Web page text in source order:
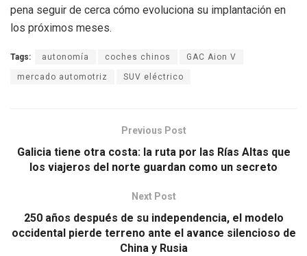
pena seguir de cerca cómo evoluciona su implantación en
los próximos meses.
Tags: autonomía coches chinos GAC Aion V
mercado automotriz SUV eléctrico
Previous Post
Galicia tiene otra costa: la ruta por las Rías Altas que
los viajeros del norte guardan como un secreto
Next Post
250 años después de su independencia, el modelo
occidental pierde terreno ante el avance silencioso de
China y Rusia